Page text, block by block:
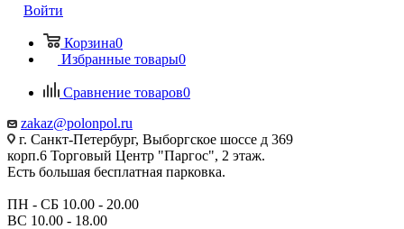
Войти
Корзина0
Избранные товары0
Сравнение товаров0
zakaz@polonpol.ru
г. Санкт-Петербург, Выборгское шоссе д 369
корп.6 Торговый Центр "Паргос", 2 этаж.
Есть большая бесплатная парковка.
ПН - СБ 10.00 - 20.00
ВС 10.00 - 18.00